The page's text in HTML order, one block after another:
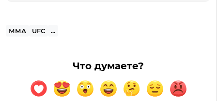
ММА UFC ...
Что думаете?